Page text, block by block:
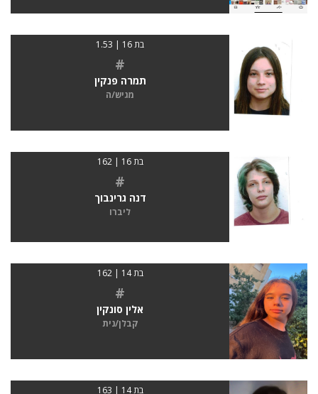
בת 16 | 1.53
#
תמרה פנקין
מגיש/ה
בת 16 | 162
#
דנה גרינבוך
ליברו
בת 14 | 162
#
אלין סונקין
קבלן/נית
בת 14 | 163